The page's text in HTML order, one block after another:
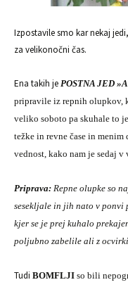
Izpostavile smo kar nekaj
za velikonočni čas.
Ena takih je POSTNA JED
pripravile iz repnih olupkov,
veliko soboto pa skuhale to
težke in revne čase in
vednost, kako nam je sedaj
Priprava: Repne olupke so
sesekljale in jih nato v ponvi
kjer se je prej kuhalo
poljubno zabelile ali z
Tudi BOMFLJI so bili